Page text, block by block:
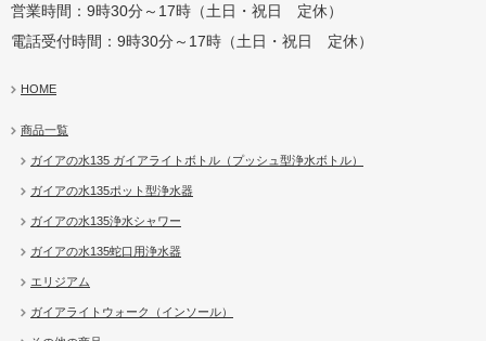
営業時間：9時30分～17時（土日・祝日 定休）
電話受付時間：9時30分～17時（土日・祝日 定休）
HOME
商品一覧
ガイアの水135 ガイアライトボトル（プッシュ型浄水ボトル）
ガイアの水135ポット型浄水器
ガイアの水135浄水シャワー
ガイアの水135蛇口用浄水器
エリジアム
ガイアライトウォーク（インソール）